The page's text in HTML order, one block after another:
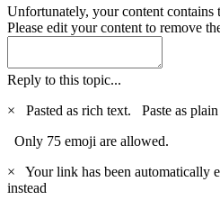
Unfortunately, your content contains
Please edit your content to remove
Reply to this topic...
×
Pasted as rich text. Paste as
Only 75 emoji are allowed.
×
Your link has been automatically
instead